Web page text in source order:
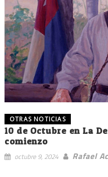
OTRAS NOTICIAS
10 de Octubre en La
comienzo
octubre 9, 2024 Rafael